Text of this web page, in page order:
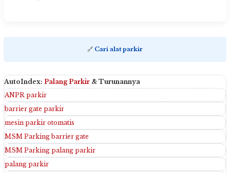
🔗 Cari alat parkir
AutoIndex: Palang Parkir & Turunannya
ANPR parkir
barrier gate parkir
mesin parkir otomatis
MSM Parking barrier gate
MSM Parking palang parkir
palang parkir